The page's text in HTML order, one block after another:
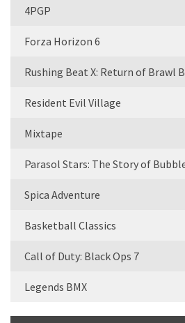
4PGP
Forza Horizon 6
Rushing Beat X: Return of Brawl
Resident Evil Village
Mixtape
Parasol Stars: The Story of
Spica Adventure
Basketball Classics
Call of Duty: Black Ops 7
Legends BMX